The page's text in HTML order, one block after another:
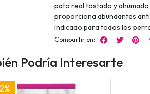
pato real tostado y
proporciona abundantes
Indicado para todos los
Compartir en:
Podría Interesarte